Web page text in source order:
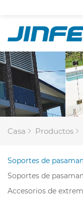
Casa Productos
Soportes de
Soportes de
Accesorios de